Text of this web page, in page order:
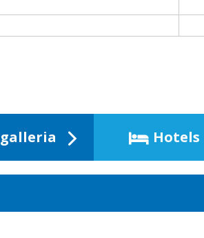
galleria Hotels